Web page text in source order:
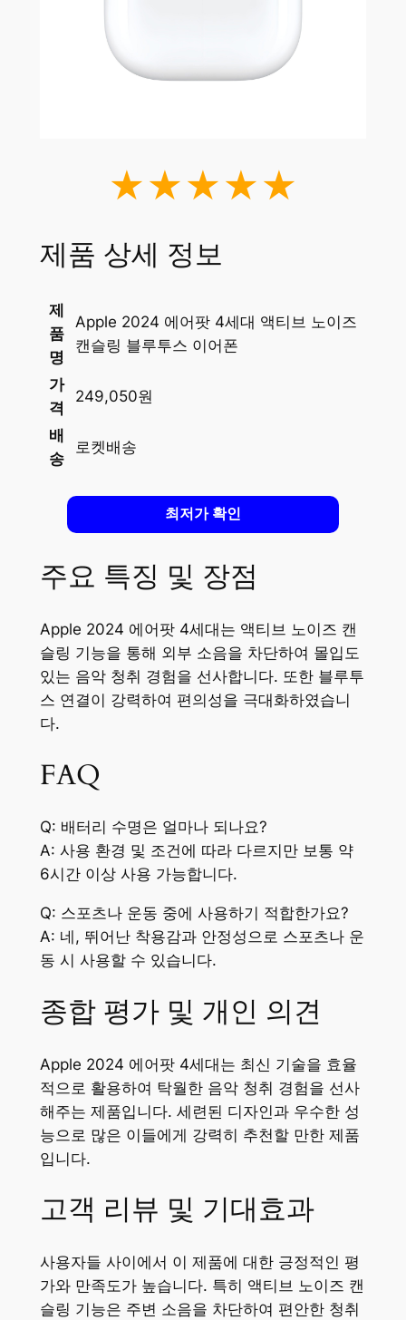
★★★★★
제품 상세 정보
제
품
명
Apple 2024 에어팟 4세대 액티브 노이즈
캔슬링 블루투스 이어폰
가
격
249,050원
배
송
로켓배송
최저가 확인
주요 특징 및 장점
Apple 2024 에어팟 4세대는 액티브 노이즈 캔
슬링 기능을 통해 외부 소음을 차단하여 몰입도
있는 음악 청취 경험을 선사합니다. 또한 블루투
스 연결이 강력하여 편의성을 극대화하였습니
다.
FAQ
Q: 배터리 수명은 얼마나 되나요?
A: 사용 환경 및 조건에 따라 다르지만 보통 약
6시간 이상 사용 가능합니다.
Q: 스포츠나 운동 중에 사용하기 적합한가요?
A: 네, 뛰어난 착용감과 안정성으로 스포츠나 운
동 시 사용할 수 있습니다.
종합 평가 및 개인 의견
Apple 2024 에어팟 4세대는 최신 기술을 효율
적으로 활용하여 탁월한 음악 청취 경험을 선사
해주는 제품입니다. 세련된 디자인과 우수한 성
능으로 많은 이들에게 강력히 추천할 만한 제품
입니다.
고객 리뷰 및 기대효과
사용자들 사이에서 이 제품에 대한 긍정적인 평
가와 만족도가 높습니다. 특히 액티브 노이즈 캔
슬링 기능은 주변 소음을 차단하여 편안한 청취